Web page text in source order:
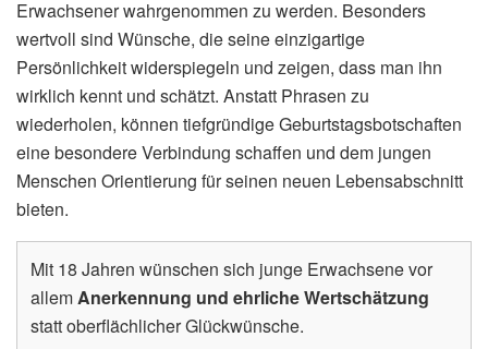
Erwachsener wahrgenommen zu werden. Besonders
wertvoll sind Wünsche, die seine einzigartige
Persönlichkeit widerspiegeln und zeigen, dass man ihn
wirklich kennt und schätzt. Anstatt Phrasen zu
wiederholen, können tiefgründige Geburtstagsbotschaften
eine besondere Verbindung schaffen und dem jungen
Menschen Orientierung für seinen neuen Lebensabschnitt
bieten.
Mit 18 Jahren wünschen sich junge Erwachsene vor
allemAnerkennung und ehrliche Wertschätzung
statt oberflächlicher Glückwünsche.